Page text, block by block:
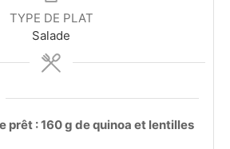
TYPE DE PLAT
Salade
prêt : 160 g de quinoa et lentilles